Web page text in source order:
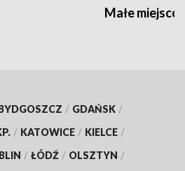
Małe
/ GDAŃSK /
/ KATOWICE / KIELCE /
/ ŁÓDŹ / OLSZTYN /